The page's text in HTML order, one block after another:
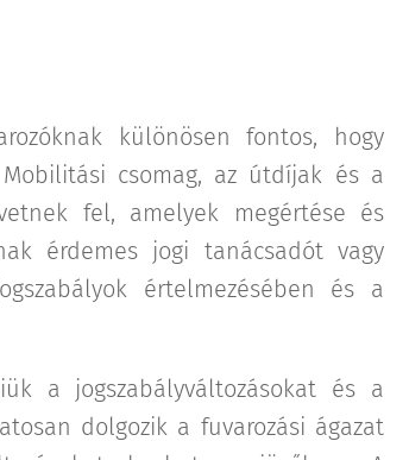
különösen fontos, hogy
csomag, az útdíjak és a
fel, amelyek megértése és
érdemes jogi tanácsadót vagy
értelmezésében és a
a jogszabályváltozásokat és a
dolgozik a fuvarozási ágazat